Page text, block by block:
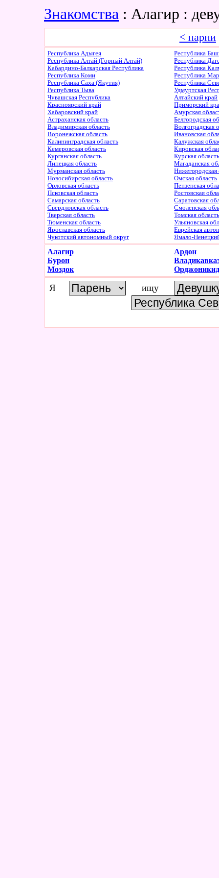
Знакомства : Алагир :
< парни
Республика Адыгея
Республика
Республика Алтай (Горный Алтай)
Республика
Кабардино-Балкарская Республика
Республика
Республика Коми
Республика
Республика Саха (Якутия)
Республика
Республика Тыва
Удмуртская
Чувашская Республика
Алтайский край
Красноярский край
Приморский
Хабаровский край
Амурская
Астраханская область
Белгородская
Владимирская область
Волгоградская
Воронежская область
Ивановская
Калининградская область
Калужская
Кемеровская область
Кировская
Курганская область
Курская
Липецкая область
Магаданская
Мурманская область
Нижегородская
Новосибирская область
Омская область
Орловская область
Пензенская
Псковская область
Ростовская
Самарская область
Саратовская
Свердловская область
Смоленская
Тверская область
Томская
Тюменская область
Ульяновская
Ярославская область
Еврейская
Чукотский автономный округ
Ямало-
Алагир
Ардон
Бурон
Моздок
Я ищу